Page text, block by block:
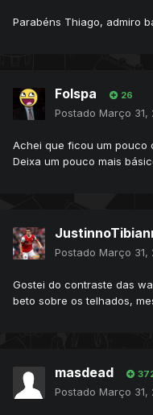
Parabéns Thiago, admiro
Folspa 26
Postado Março 31,
Achei que ficou um pouco
Deixa um pouco mais
Postado Março 31,
Gostei do contraste das
beto sobre os telhados,
masdead
Postado Março 31,